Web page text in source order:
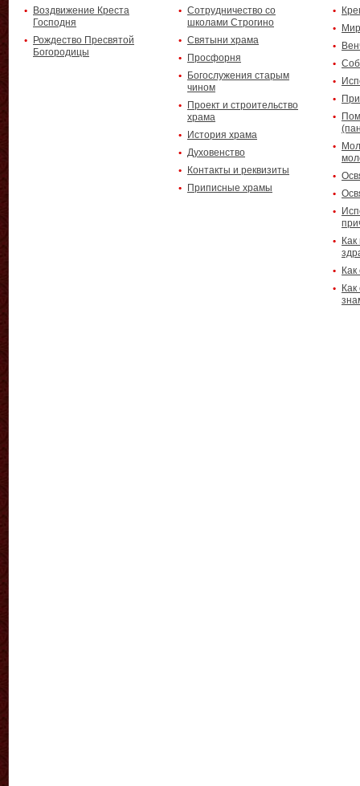
Воздвижение Креста
Господня
Рождество Пресвятой
Богородицы
Сотрудничество со
школами Строгино
Святыни храма
Просфорня
Богослужения старым
чином
Проект и строительство
храма
История храма
Духовенство
Контакты и реквизиты
Приписные храмы
Как